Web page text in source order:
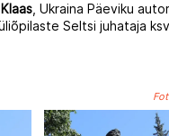
, Ukraina Päeviku
Seltsi juhataja